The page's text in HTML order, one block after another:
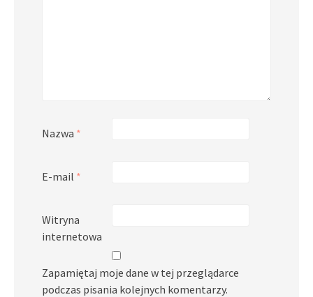
Nazwa *
E-mail *
Witryna
internetowa
Zapamiętaj moje dane w tej przeglądarce
podczas pisania kolejnych komentarzy.